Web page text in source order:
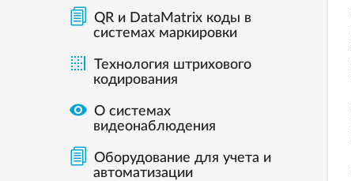
QR и DataMatrix коды в
системах маркировки

Технология штрихового
кодирования
 О системах
видеонаблюдения
Оборудование для учета и
автоматизации